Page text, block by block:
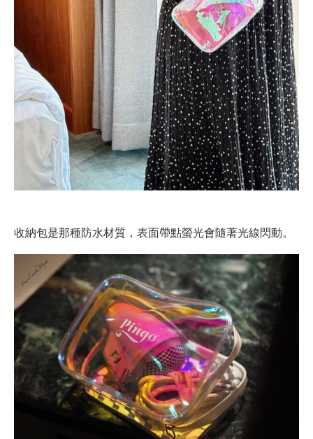
收納包是那種防水材質，表面帶點螢光會隨著光線閃動。